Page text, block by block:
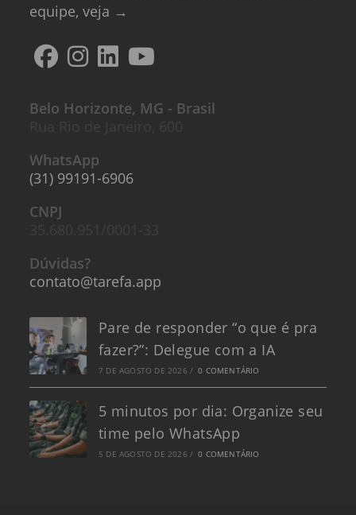
equipe, veja →
Belo Horizonte, MG - Brasil
WhatsApp
(31) 99191-6906
CNPJ
Dúvidas?
contato@tarefa.app
Pare de responder “o que é pra
fazer?”: Delegue com a IA
7 DE AGOSTO DE 2026 / 0 COMENTÁRIO
5 minutos por dia: Organize seu
time pelo WhatsApp
5 DE AGOSTO DE 2026 / 0 COMENTÁRIO